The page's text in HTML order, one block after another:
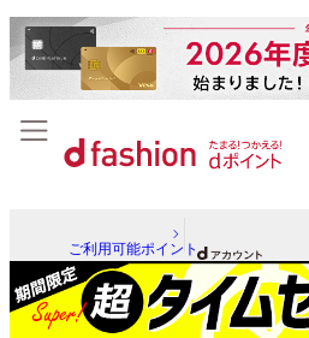
ご利用可能ポイント